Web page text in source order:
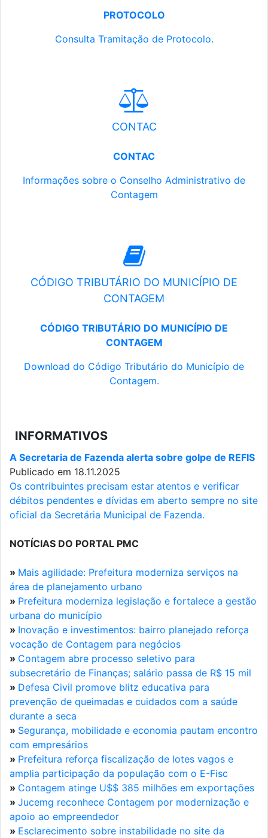
PROTOCOLO
Consulta Tramitação de Protocolo.
CONTAC
CONTAC
Informações sobre o Conselho Administrativo de
Contagem
CÓDIGO TRIBUTÁRIO DO MUNICÍPIO DE
CONTAGEM
CÓDIGO TRIBUTÁRIO DO MUNICÍPIO DE
CONTAGEM
Download do Código Tributário do Município de
Contagem.
INFORMATIVOS
A Secretaria de Fazenda alerta sobre golpe de REFIS
Publicado em 18.11.2025
Os contribuintes precisam estar atentos e verificar
débitos pendentes e dívidas em aberto sempre no site
oficial da Secretária Municipal de Fazenda.
NOTÍCIAS DO PORTAL PMC
» Mais agilidade: Prefeitura moderniza serviços na
área de planejamento urbano
» Prefeitura moderniza legislação e fortalece a gestão
urbana do município
» Inovação e investimentos: bairro planejado reforça
vocação de Contagem para negócios
» Contagem abre processo seletivo para
subsecretário de Finanças; salário passa de R$ 15 mil
» Defesa Civil promove blitz educativa para
prevenção de queimadas e cuidados com a saúde
durante a seca
» Segurança, mobilidade e economia pautam encontro
com empresários
» Prefeitura reforça fiscalização de lotes vagos e
amplia participação da população com o E-Fisc
» Contagem atinge U$$ 385 milhões em exportações
» Jucemg reconhece Contagem por modernização e
apoio ao empreendedor
» Esclarecimento sobre instabilidade no site da